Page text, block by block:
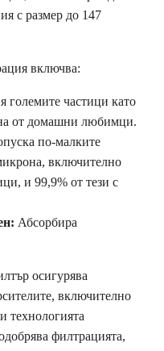
с размер до 147
включва:
големите частици като
от домашни любимци.
по-малките
включително
и 99,9% от тези с
Абсорбира
осигурява
включително
технологията
филтрацията,